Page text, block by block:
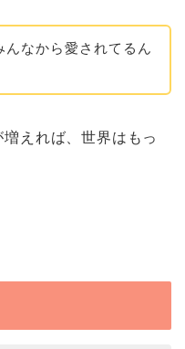
んなから愛されてるん
えれば、世界はもっ